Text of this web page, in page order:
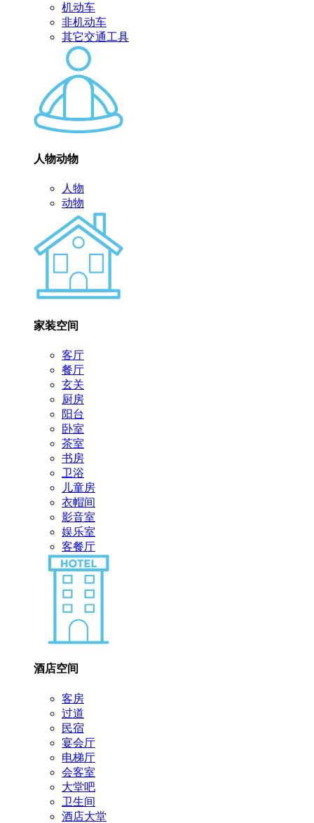
机动车
非机动车
其它交通工具
人物动物
人物
动物
家装空间
客厅
餐厅
玄关
厨房
阳台
卧室
茶室
书房
卫浴
儿童房
衣帽间
影音室
娱乐室
客餐厅
酒店空间
客房
过道
民宿
宴会厅
电梯厅
会客室
大堂吧
卫生间
酒店大堂